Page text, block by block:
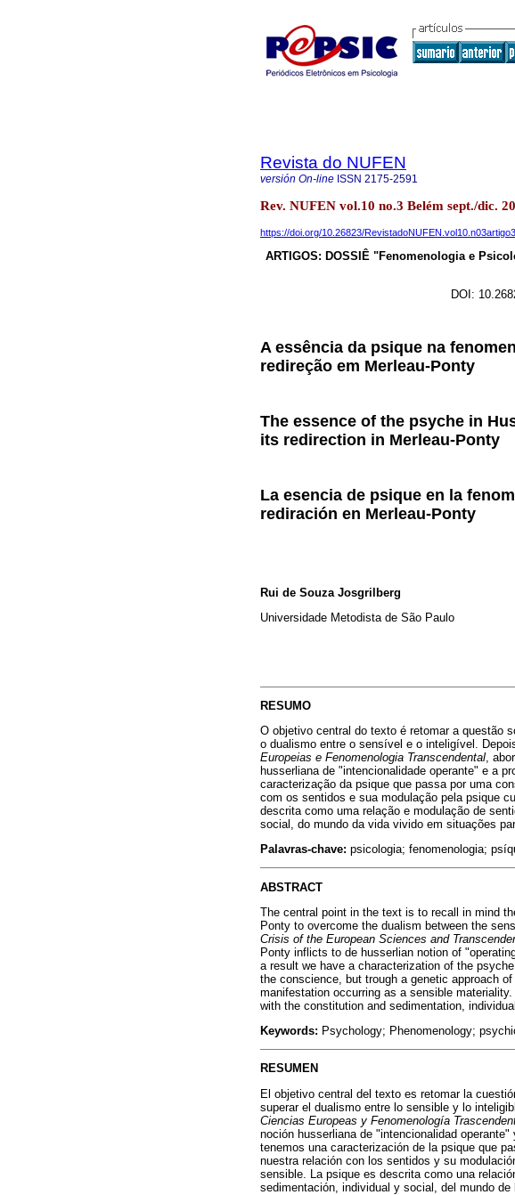
Revista do NUFEN
versión On-line ISSN 2175-2591
Rev. NUFEN vol.10 no.3 Belém sept./dic.
https://doi.org/10.26823/
ARTIGOS: DOSSIÊ "Fenomenologia e
DOI:
A essência da psique na
redireção em Merleau-Ponty
The essence of the psyche in
its redirection in Merleau-Ponty
La esencia de psique en la
rediración en Merleau-Ponty
Rui de Souza Josgrilberg
Universidade Metodista de São Paulo
RESUMO
O objetivo central do texto é retomar a questão
o dualismo entre o sensível e o inteligível.
Europeias e Fenomenologia Transcendental,
husserliana de "intencionalidade operante" e a
caracterização da psique que passa por uma
com os sentidos e sua modulação pela psique
descrita como uma relação e modulação de
social, do mundo da vida vivido em situações
Palavras-chave: psicologia; fenomenologia;
ABSTRACT
The central point in the text is to recall in mind
Ponty to overcome the dualism between the
Crisis of the European Sciences and
Ponty inflicts to de husserlian notion of
a result we have a characterization of the
the conscience, but trough a genetic approach
manifestation occurring as a sensible
with the constitution and sedimentation,
Keywords: Psychology; Phenomenology;
RESUMEN
El objetivo central del texto es retomar la
superar el dualismo entre lo sensible y lo
Ciencias Europeas y Fenomenología
noción husserliana de "intencionalidad
tenemos una caracterización de la psique que
nuestra relación con los sentidos y su
sensible. La psique es descrita como una
sedimentación, individual y social, del mundo